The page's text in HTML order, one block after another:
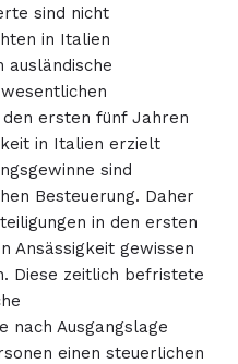
sind nicht
in Italien
ausländische
ersten fünf Jahren
in Italien erzielt
sind
Besteuerung. Daher
in den ersten
Ansässigkeit gewissen
Diese zeitlich befristete
nach Ausgangslage
einen steuerlichen